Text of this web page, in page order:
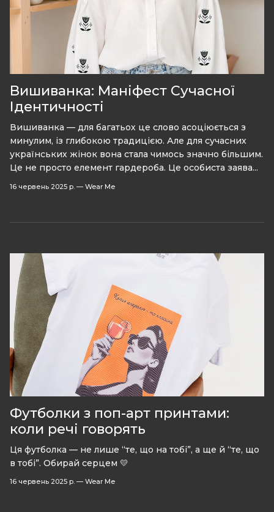
Вишиванка: Маніфест Сучасної
Ідентичності
Вишиванка — для багатьох це слово асоціюється з
минулим, із глибокою традицією. Але для сучасних
українських жінок вона стала чимось значно більшим.
Це не просто елемент гардероба. Це особиста заява...
16 червень 2025 р. — Wear Me
Футболки з поп-арт принтами:
коли речі говорять
Ця футболка — не лише “те, що на тобі”, а ще й “те, що
в тобі”. Обирай серцем 💛
16 червень 2025 р. — Wear Me